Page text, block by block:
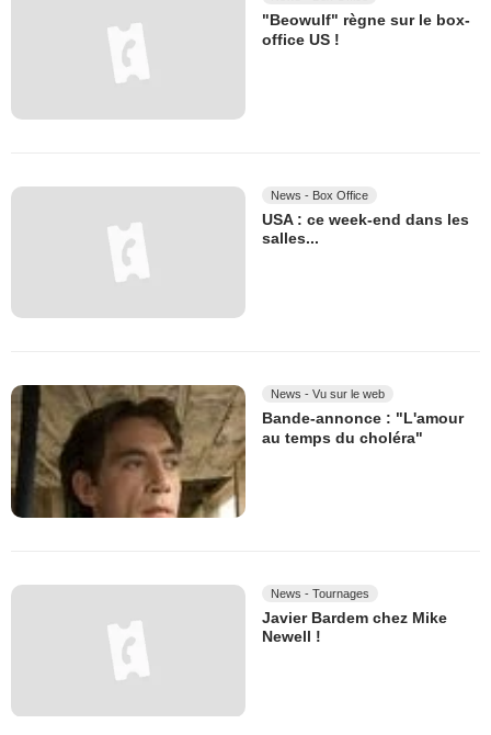
"Beowulf" règne sur le box-
office US !
News - Box Office
USA : ce week-end dans les
salles...
News - Vu sur le web
Bande-annonce : "L'amour
au temps du choléra"
News - Tournages
Javier Bardem chez Mike
Newell !